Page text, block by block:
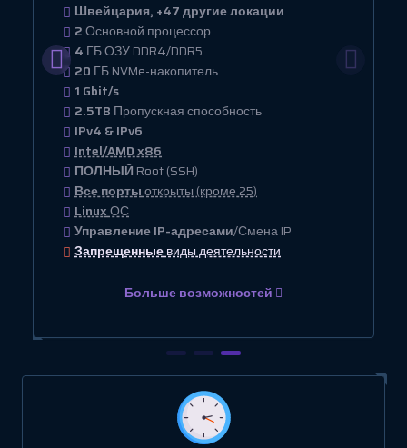
Швейцария, +47 другие локации
2Основной процессор
4 ГБ ОЗУ DDR4/DDR5
20 ГБ NVMe-накопитель
1 Gbit/s
2.5TB Пропускная способность
IPv4 & IPv6
Intel/AMD x86
ПОЛНЫЙ Root (SSH)
Все портыоткрыты (кроме 25)
LinuxОС
Управление IP-адресами/Смена IP
Запрещенныевиды деятельности
Больше возможностей